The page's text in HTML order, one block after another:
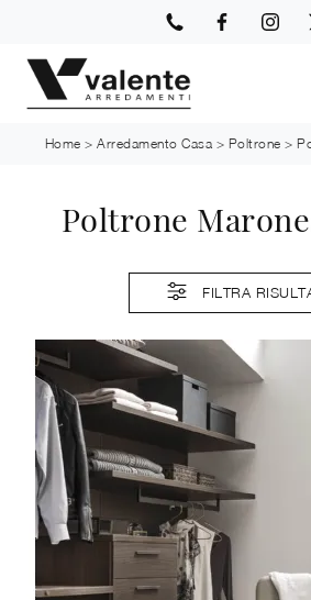
Home > Arredamento Casa > Poltrone >
Poltrone
FILTRA